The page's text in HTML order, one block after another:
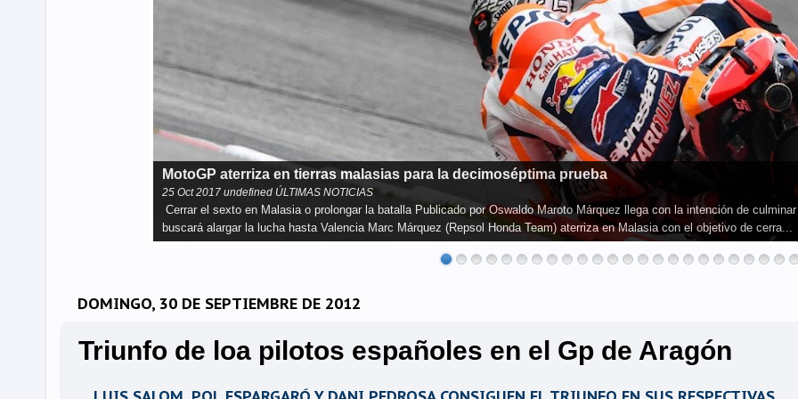
El WSBK llega a Magny-Cours
27 Sep 2017 undefined ÚLTIMAS NOTICIAS
El circuito de Nevers Magny-Cours es el escenario del Round 11 de World Superbike Publicado por Oswaldo Maroto
levantar el título mundial por tercera temporada consecutiva, una hazaña que nunca se ha alcanzado en el Campeonato
DOMINGO, 30 DE SEPTIEMBRE DE 2012
Triunfo de loa pilotos españoles en el Gp de Aragón